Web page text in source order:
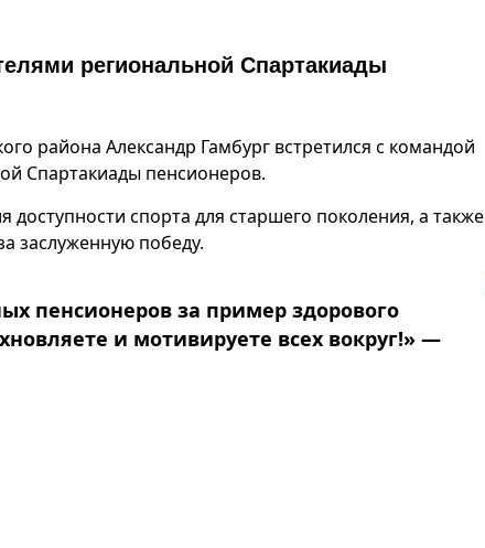
региональной Спартакиады
района Александр Гамбург встретился с командой
Спартакиады пенсионеров.
спорта для старшего поколения, а также
заслуженную победу.
пенсионеров за пример здорового
и мотивируете всех вокруг!» —